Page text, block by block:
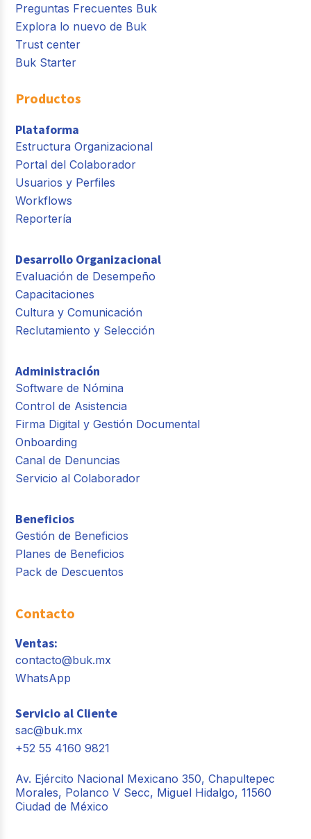
Preguntas Frecuentes Buk
Explora lo nuevo de Buk
Trust center
Buk Starter
Productos
Plataforma
Estructura Organizacional
Portal del Colaborador
Usuarios y Perfiles
Workflows
Reportería
Desarrollo Organizacional
Evaluación de Desempeño
Capacitaciones
Cultura y Comunicación
Reclutamiento y Selección
Administración
Software de Nómina
Control de Asistencia
Firma Digital y Gestión Documental
Onboarding
Canal de Denuncias
Servicio al Colaborador
Beneficios
Gestión de Beneficios
Planes de Beneficios
Pack de Descuentos
Contacto
Ventas:
contacto@buk.mx
WhatsApp
Servicio al Cliente
sac@buk.mx
+52 55 4160 9821
Av. Ejército Nacional Mexicano 350, Chapultepec
Morales, Polanco V Secc, Miguel Hidalgo, 11560
Ciudad de México